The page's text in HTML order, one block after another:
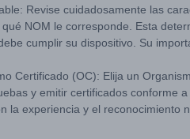
Revise cuidadosamente las
NOM le corresponde. Esta
cumplir su dispositivo. Su
Certificado (OC): Elija un
y emitir certificados conforme
la experiencia y el reconocimiento